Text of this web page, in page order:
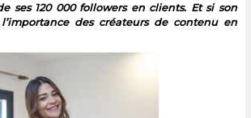
ses 120 000 followers en clients. Et si son
l’importance des créateurs de contenu en